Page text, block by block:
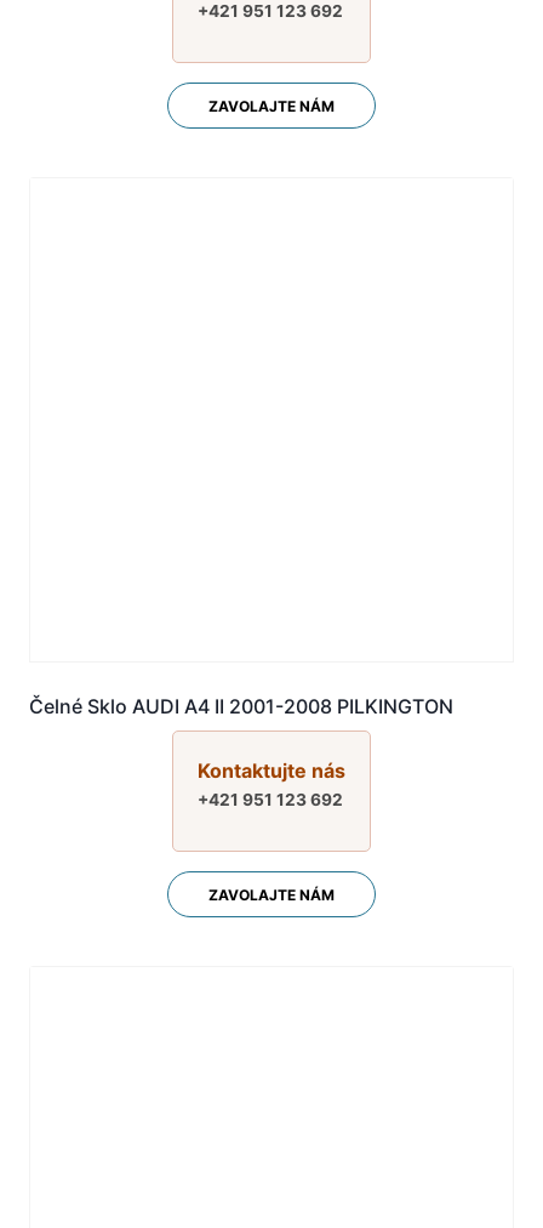
+421 951 123 692
ZAVOLAJTE NÁM
Čelné Sklo AUDI A4 II 2001-2008 PILKINGTON
Kontaktujte nás
+421 951 123 692
ZAVOLAJTE NÁM